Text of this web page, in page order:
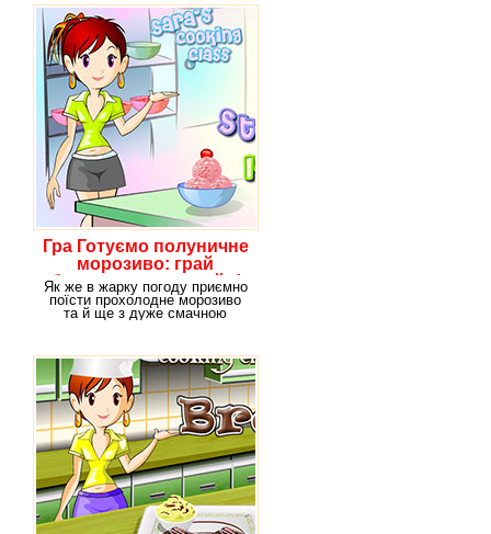
Гра Готуємо полуничне
морозиво: грай
безкоштовно онлайн!
Як же в жарку погоду приємно
поїсти прохолодне морозиво
та й ще з дуже смачною